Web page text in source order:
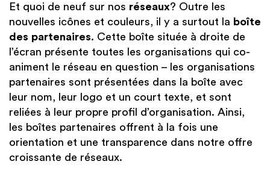
Et quoi de neuf sur nos réseaux? Outre les
nouvelles icônes et couleurs, il y a surtout la boîte
des partenaires. Cette boîte située à droite de
l’écran présente toutes les organisations qui co-
animent le réseau en question – les organisations
partenaires sont présentées dans la boîte avec
leur nom, leur logo et un court texte, et sont
reliées à leur propre profil d’organisation. Ainsi,
les boîtes partenaires offrent à la fois une
orientation et une transparence dans notre offre
croissante de réseaux.